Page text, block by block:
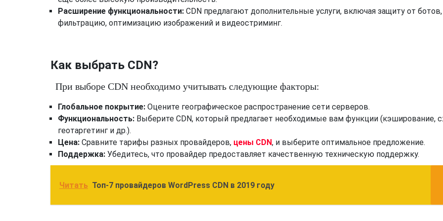
Расширение функциональности: CDN предлагают дополнительные услуги, включая защиту от
фильтрацию, оптимизацию изображений и видеостриминг.
Как выбрать CDN?
При выборе CDN необходимо учитывать следующие факторы:
Глобальное покрытие: Оцените географическое распространение сети серверов.
Функциональность: Выберите CDN, который предлагает необходимые вам функции (кэширование,
геотаргетинг и др.).
Цена: Сравните тарифы разных провайдеров, цены CDN, и выберите оптимальное предложение.
Поддержка: Убедитесь, что провайдер предоставляет качественную техническую поддержку.
Читать Топ-7 провайдеров WordPress CDN в 2019 году